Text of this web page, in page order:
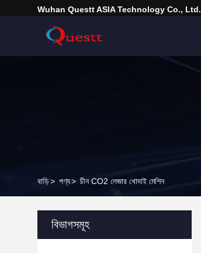
Wuhan Questt ASIA Technology Co., Ltd.
বাড়ি> পণ্য> চীন CO2 লেজার খোদাই মেশিন
বিভাগসমূহ